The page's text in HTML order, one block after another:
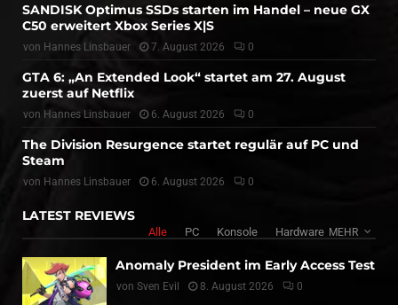
SANDISK Optimus SSDs starten im Handel – neue GX
C50 erweitert Xbox Series X|S
von Hannes Linsbauer 7. August 2026 0
GTA 6: „An Extended Look“ startet am 27. August
zuerst auf Netflix
von Hannes Linsbauer 6. August 2026 0
The Division Resurgence startet regulär auf PC und
Steam
von Hannes Linsbauer 6. August 2026 0
LATEST REVIEWS
Alle PC Konsole Hardware MEHR
Anomaly President im Early Access Test
von Sven Evil 8. August 2026 0